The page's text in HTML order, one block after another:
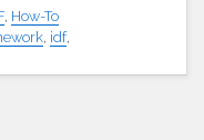
How-To
idf,